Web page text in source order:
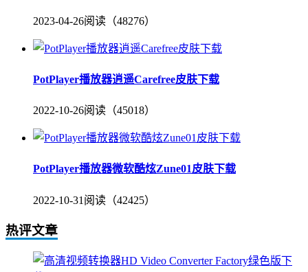
2023-04-26阅读（48276）
PotPlayer播放器逍遥Carefree皮肤下载
2022-10-26阅读（45018）
PotPlayer播放器微软酷炫Zune01皮肤下载
2022-10-31 阅读（42425）
热评文章